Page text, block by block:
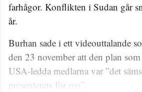
farhågor. Konflikten i Sudan går
år.
Burhan sade i ett videouttalande
den 23 november att den plan
USA-ledda medlarna var ”det
presenterats för oss”.